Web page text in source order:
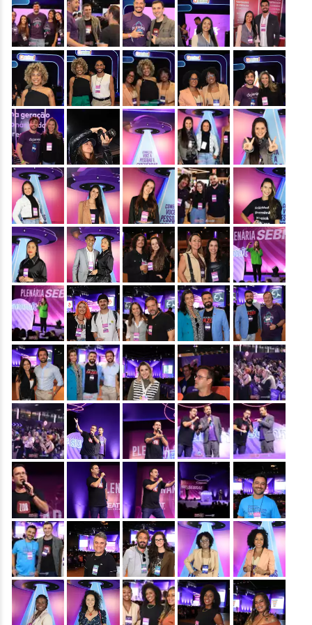
&nbsp; &nbsp; &nbsp; &nbsp; &nbsp;
&nbsp; &nbsp; &nbsp; &nbsp; &nbsp;
&nbsp; &nbsp; &nbsp; &nbsp; &nbsp;
&nbsp; &nbsp; &nbsp; &nbsp; &nbsp;
&nbsp; &nbsp; &nbsp; &nbsp; &nbsp;
&nbsp; &nbsp; &nbsp; &nbsp; &nbsp;
&nbsp; &nbsp; &nbsp; &nbsp; &nbsp;
&nbsp; &nbsp; &nbsp; &nbsp; &nbsp;
&nbsp; &nbsp; &nbsp; &nbsp; &nbsp;
&nbsp; &nbsp; &nbsp; &nbsp; &nbsp;